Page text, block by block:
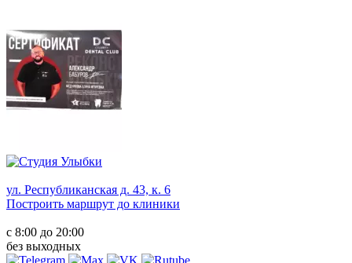
ул. Республиканская д. 43, к. 6
Построить маршрут до клиники
с 8:00 до 20:00
без выходных